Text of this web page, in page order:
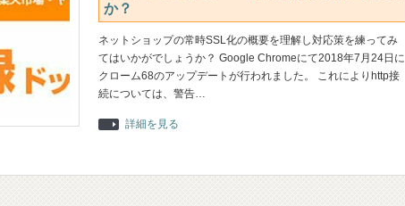
か？
ネットショップの常時SSL化の概要を理解し対応策を練ってみ
てはいかがでしょうか？ Google Chromeにて2018年7月24日に
クローム68のアップデートが行われました。 これによりhttp接
続については、警告…
詳細を見る